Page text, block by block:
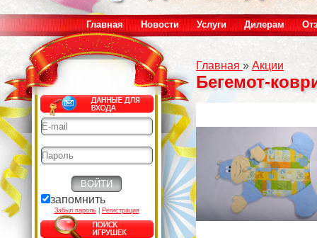
Главная Новости Услуги Дилерам
запомнить
Забыл пароль| Регистрация
Главная » Акции
Бегемот-